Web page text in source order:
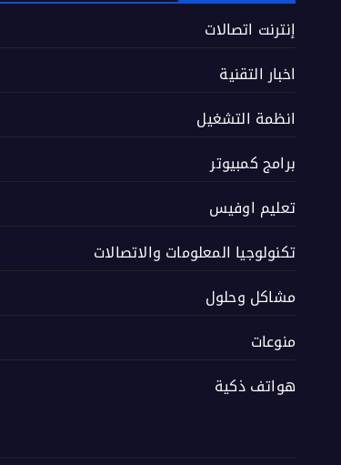
إنترنت اتصالات
اخبار التقنية
انظمة التشغيل
برامج كمبيوتر
تعليم اوفيس
تكنولوجيا المعلومات والاتصالات
مشاكل وحلول
منوعات
هواتف ذكية